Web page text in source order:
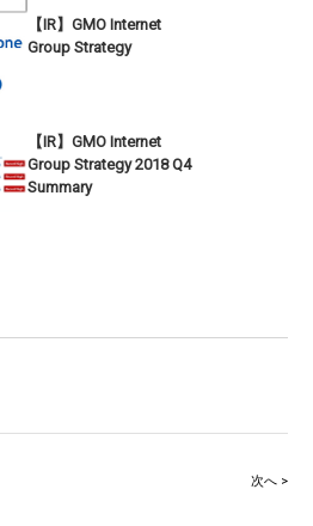
【IR】GMO Internet
Group Strategy
【IR】GMO Internet
Group Strategy 2018 Q4
Summary
次へ >